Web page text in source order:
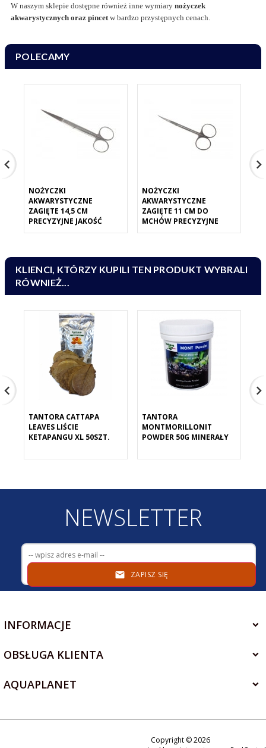
W naszym sklepie dostępne również inne wymiary nożyczek
akwarystycznych oraz pincet w bardzo przystępnych cenach.
POLECAMY
NOŻYCZKI
AKWARYSTYCZNE
ZAGIĘTE 14,5 CM
PRECYZYJNE JAKOŚĆ
NOŻYCZKI
AKWARYSTYCZNE
ZAGIĘTE 11 CM DO
MCHÓW PRECYZYJNE
KLIENCI, KTÓRZY KUPILI TEN PRODUKT WYBRALI
RÓWNIEŻ...
TANTORA CATTAPA
LEAVES LIŚCIE
KETAPANGU XL 50SZT.
TANTORA
MONTMORILLONIT
POWDER 50G MINERAŁY
NEWSLETTER
ZAPISZ SIĘ
INFORMACJE
OBSŁUGA KLIENTA
AQUAPLANET
Copyright © 2026